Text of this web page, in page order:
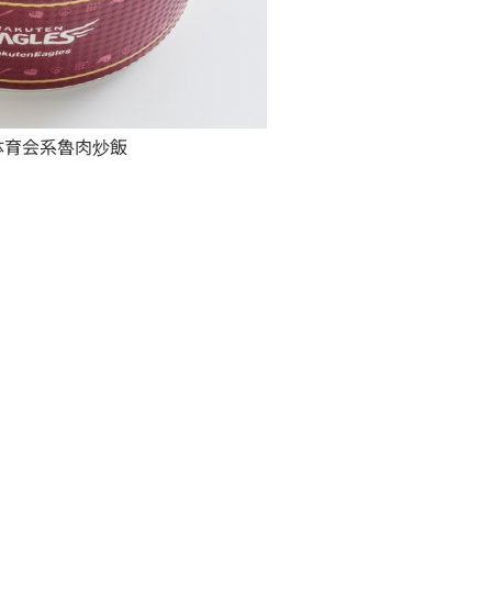
会系魯肉炒飯